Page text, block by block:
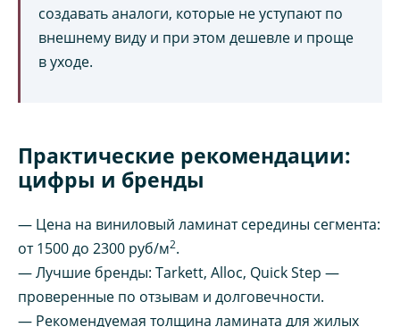
создавать аналоги, которые не уступают по
внешнему виду и при этом дешевле и проще
в уходе.
Практические рекомендации:
цифры и бренды
— Цена на виниловый ламинат середины сегмента:
от 1500 до 2300 руб/м2.
— Лучшие бренды: Tarkett, Alloc, Quick Step —
проверенные по отзывам и долговечности.
— Рекомендуемая толщина ламината для жилых